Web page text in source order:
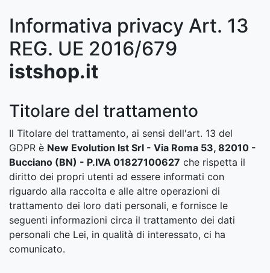
Informativa privacy Art. 13
REG. UE 2016/679
istshop.it
Titolare del trattamento
Il Titolare del trattamento, ai sensi dell'art. 13 del
GDPR è New Evolution Ist Srl - Via Roma 53, 82010 -
Bucciano (BN) - P.IVA 01827100627 che rispetta il
diritto dei propri utenti ad essere informati con
riguardo alla raccolta e alle altre operazioni di
trattamento dei loro dati personali, e fornisce le
seguenti informazioni circa il trattamento dei dati
personali che Lei, in qualità di interessato, ci ha
comunicato.